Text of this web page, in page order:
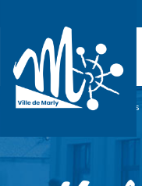
Accueil » Actualités